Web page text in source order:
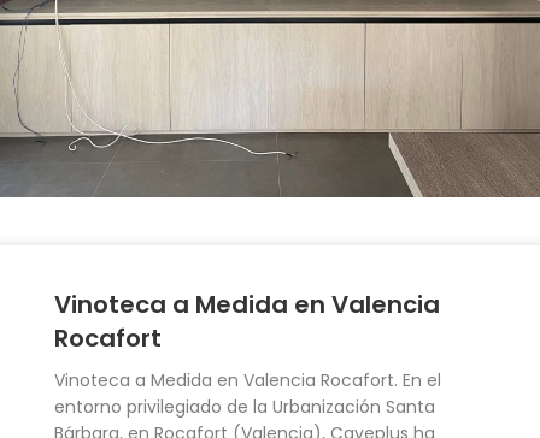
Vinoteca a Medida en Valencia
Rocafort
Vinoteca a Medida en Valencia Rocafort. En el
entorno privilegiado de la Urbanización Santa